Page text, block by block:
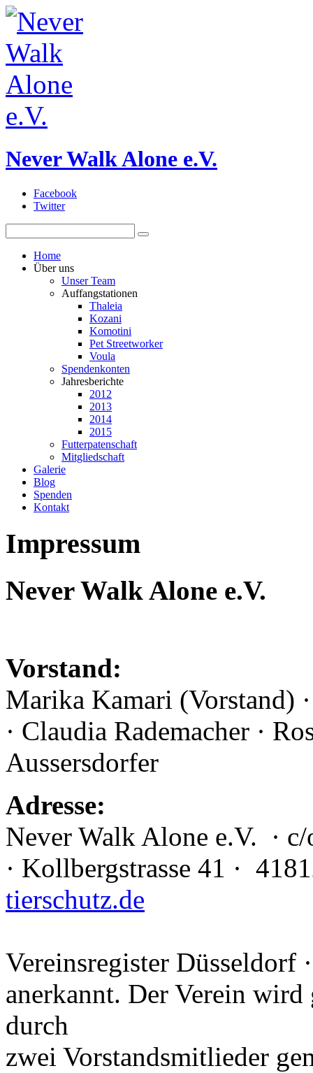
Never Walk Alone e.V.
Facebook
Twitter
Home
Über uns
Unser Team
Auffangstationen
Thaleia
Kozani
Komotini
Pet Streetworker
Voula
Spendenkonten
Jahresberichte
2012
2013
2014
2015
Futterpatenschaft
Mitgliedschaft
Galerie
Blog
Spenden
Kontakt
Impressum
Never Walk Alone e.V.
Vorstand:
Marika Kamari (Vorstand)
· Claudia Rademacher ·
Aussersdorfer
Adresse:
Never Walk Alone e.V. ·
· Kollbergstrasse 41 ·
tierschutz.de
Vereinsregister Düsseldorf
anerkannt. Der Verein
durch
zwei Vorstandsmitlieder